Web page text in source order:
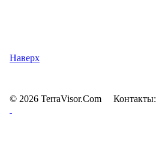
Наверх
© 2026 TerraVisor.Com Контакты: